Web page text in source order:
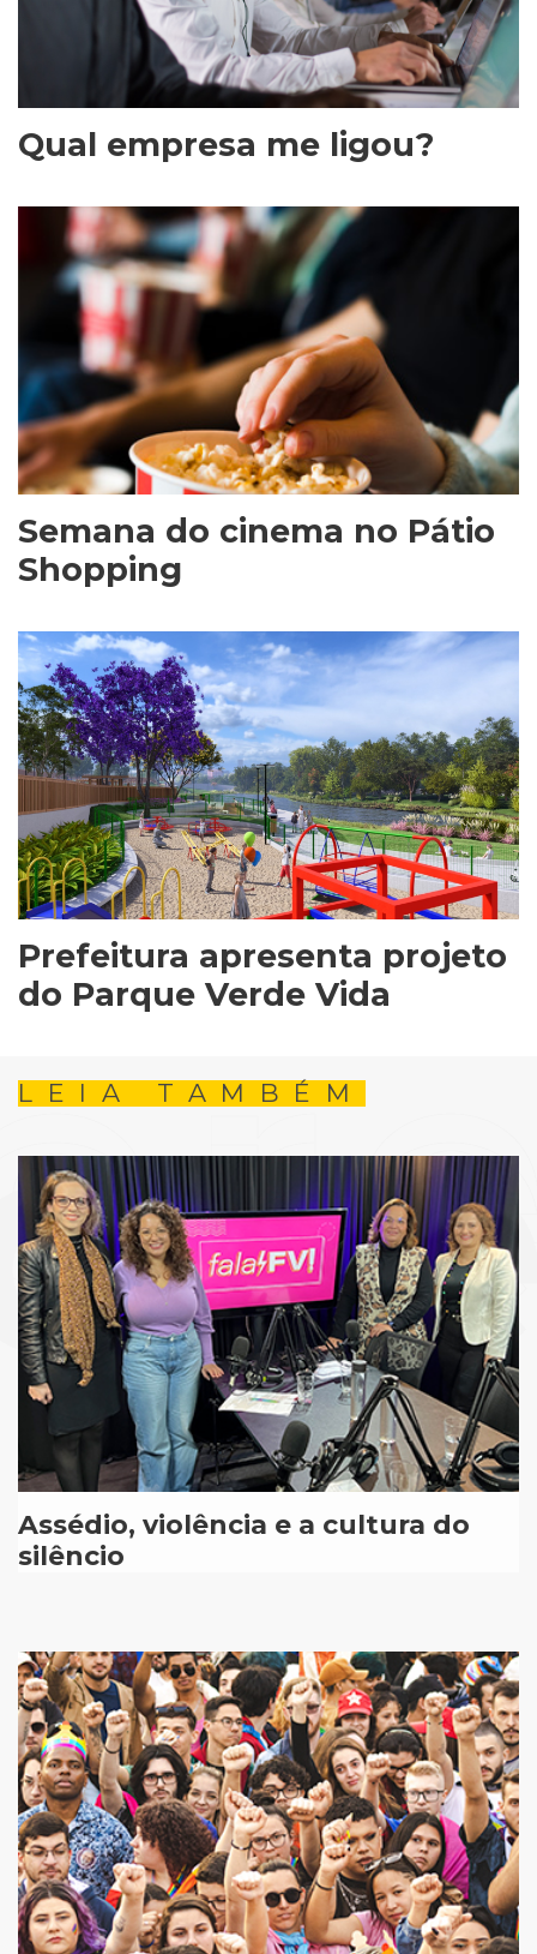
Qual empresa me ligou?
Semana do cinema no Pátio
Shopping
Prefeitura apresenta projeto
do Parque Verde Vida
LEIA TAMBÉM
Assédio, violência e a cultura do
silêncio